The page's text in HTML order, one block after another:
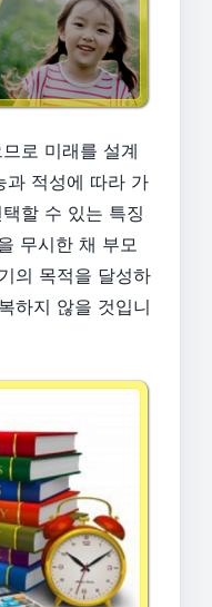
로 미래를 설계
과 적성에 따라 가
할 수 있는 특징
무시한 채 부모
의 목적을 달성하
하지 않을 것입니